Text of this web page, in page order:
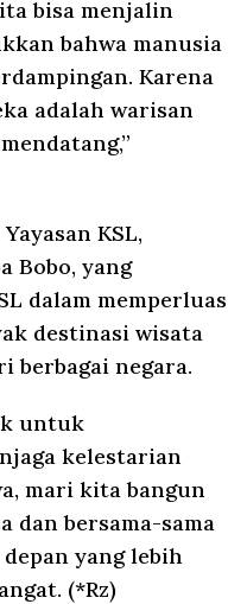
bisa menjalin
bahwa manusia
Karena
adalah warisan
KSL,
Bobo, yang
dalam memperluas
destinasi wisata
berbagai negara.
untuk
kelestarian
mari kita bangun
dan bersama-sama
yang lebih
(*Rz)